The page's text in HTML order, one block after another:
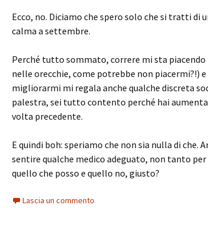
Ecco, no. Diciamo che spero solo che si tratti di
calma a settembre.
Perché tutto sommato, correre mi sta
nelle orecchie, come potrebbe non piacermi?!)
migliorarmi mi regala anche qualche discreta
palestra, sei tutto contento perché hai
volta precedente.
E quindi boh: speriamo che non sia nulla di che.
sentire qualche medico adeguato, non tanto
quello che posso e quello no, giusto?
Lascia un commento